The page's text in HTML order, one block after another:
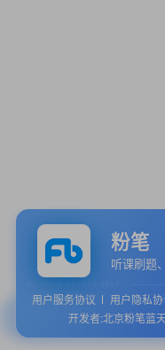
粉笔
听课刷题
用户服务协议 用户隐私
开发者:北京粉笔蓝